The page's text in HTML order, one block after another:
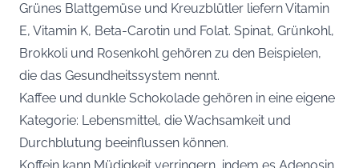
Grünes Blattgemüse und Kreuzblütler liefern Vitamin
E, Vitamin K, Beta-Carotin und Folat. Spinat, Grünkohl,
Brokkoli und Rosenkohl gehören zu den Beispielen,
die das Gesundheitssystem nennt.
Kaffee und dunkle Schokolade gehören in eine eigene
Kategorie: Lebensmittel, die Wachsamkeit und
Durchblutung beeinflussen können.